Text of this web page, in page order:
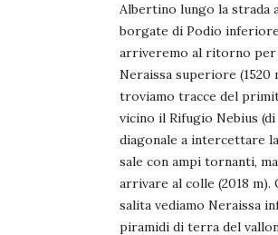
Albertino lungo la strada
borgate di Podio
arriveremo al ritorno per
Neraissa superiore
troviamo tracce del
vicino il Rifugio Nebius
diagonale a intercettare
sale con ampi tornanti,
arrivare al colle (2018
salita vediamo Neraissa
piramidi di terra del